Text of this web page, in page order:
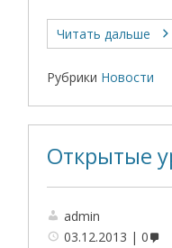
Читать дальше
Рубрики Новости
Открытые
admin
03.12.2013
0